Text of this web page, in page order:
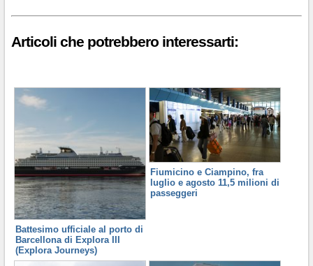
Articoli che potrebbero interessarti:
Battesimo ufficiale al porto di
Barcellona di Explora III
(Explora Journeys)
Fiumicino e Ciampino, fra
luglio e agosto 11,5 milioni di
passeggeri